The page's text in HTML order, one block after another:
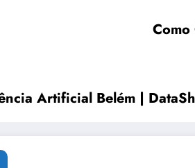
Artificial Belém |